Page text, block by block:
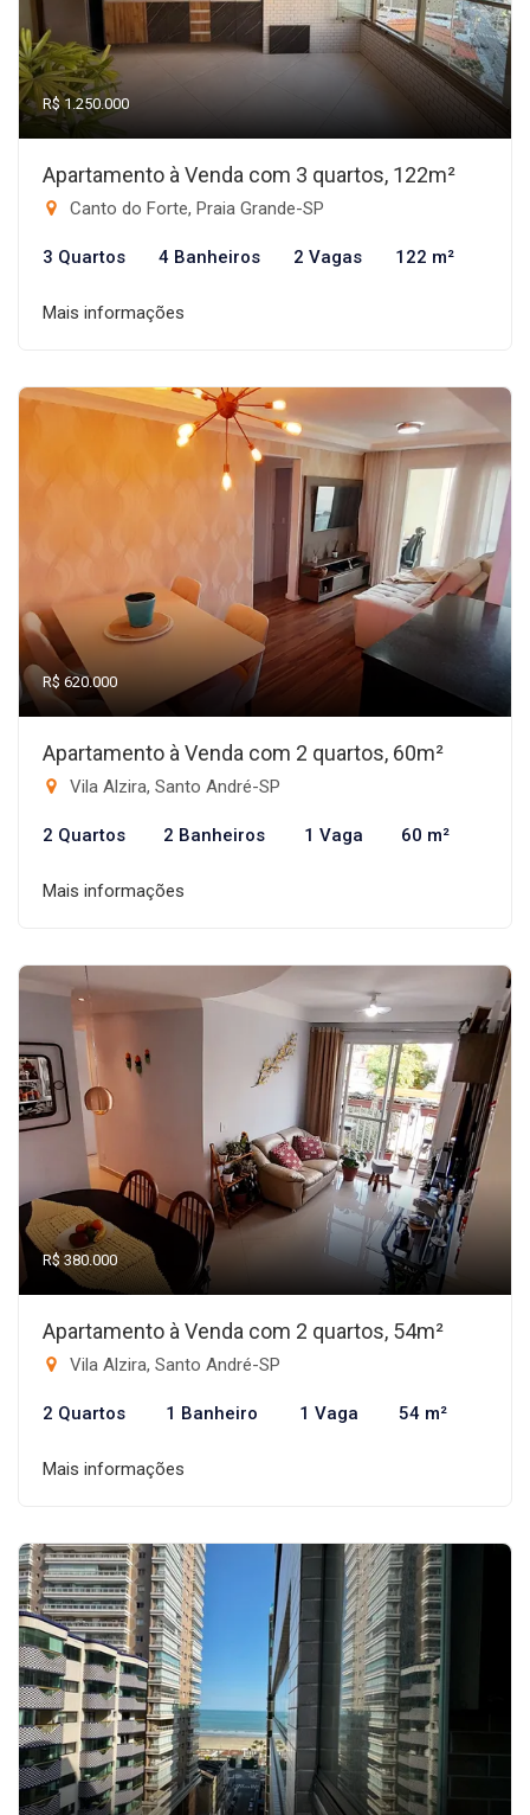
R$ 1.250.000
Apartamento à Venda com 3 quartos, 122m²
Canto do Forte, Praia Grande-SP
3 Quartos 4 Banheiros 2 Vagas 122 m²
Mais informações
R$ 620.000
Apartamento à Venda com 2 quartos, 60m²
Vila Alzira, Santo André-SP
2 Quartos 2 Banheiros 1 Vaga 60 m²
Mais informações
R$ 380.000
Apartamento à Venda com 2 quartos, 54m²
Vila Alzira, Santo André-SP
2 Quartos 1 Banheiro 1 Vaga 54 m²
Mais informações